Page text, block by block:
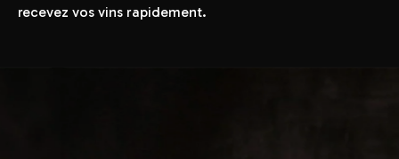
recevez vos vins rapidement.